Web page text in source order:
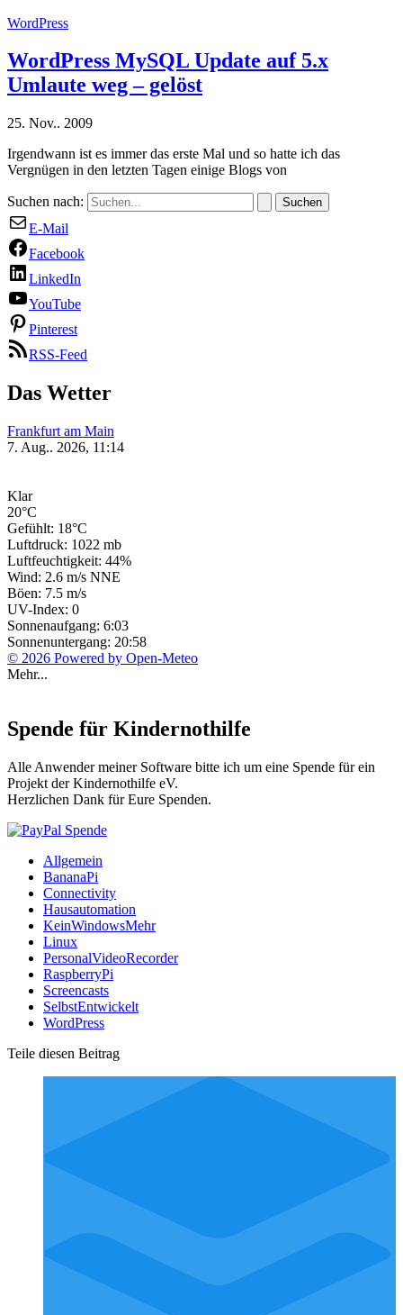
WordPress
WordPress MySQL Update auf 5.x
Umlaute weg – gelöst
25. Nov.. 2009
Irgendwann ist es immer das erste Mal und so hatte ich das
Vergnügen in den letzten Tagen einige Blogs von
Suchen nach:
E-Mail
Facebook
LinkedIn
YouTube
Pinterest
RSS-Feed
Das Wetter
Frankfurt am Main
7. Aug.. 2026, 11:14
Klar
20°C
Gefühlt: 18°C
Luftdruck: 1022 mb
Luftfeuchtigkeit: 44%
Wind: 2.6 m/s NNE
Böen: 7.5 m/s
UV-Index: 0
Sonnenaufgang: 6:03
Sonnenuntergang: 20:58
© 2026 Powered by Open-Meteo
Mehr...
Spende für Kindernothilfe
Alle Anwender meiner Software bitte ich um eine Spende für ein
Projekt der Kindernothilfe eV.
Herzlichen Dank für Eure Spenden.
Allgemein
BananaPi
Connectivity
Hausautomation
KeinWindowsMehr
Linux
PersonalVideoRecorder
RaspberryPi
Screencasts
SelbstEntwickelt
WordPress
Teile diesen Beitrag